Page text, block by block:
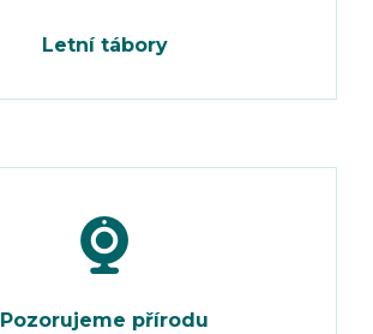
Letní tábory
Pozorujeme přírodu